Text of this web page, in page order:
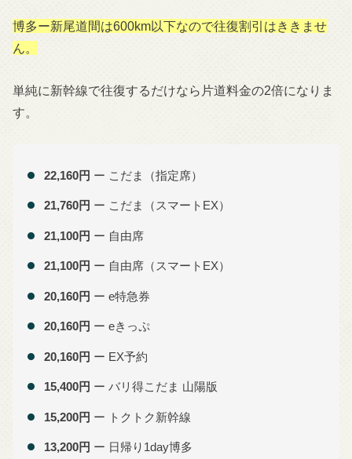
博多ー新尾道間は600km以下なので往復割引はききませ
ん。
単純に新幹線で往復するだけなら片道料金の2倍になりま
す。
22,160円 ー こだま（指定席）
21,760円 ー こだま（スマートEX）
21,100円 ー 自由席
21,100円 ー 自由席（スマートEX）
20,160円 ー e特急券
20,160円 ー eきっぷ
20,160円 ー EX予約
15,400円 ー バリ得こだま 山陽版
15,200円 ー トクトク新幹線
13,200円 ー 日帰り1day博多